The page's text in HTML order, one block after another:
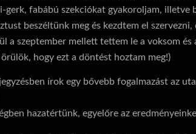
gerk, fabábú szekciókat gyakoroljam, illetve
beszéltünk meg és kezdtem el
a szeptember mellett tettem le a voksom
hogy ezt a döntést hoztam meg!)
írok egy bővebb fogalmazást az
hazatértünk, egyelőre az